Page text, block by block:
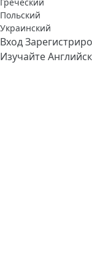
Греческий
Польский
Украинский
Вход
Изучайте